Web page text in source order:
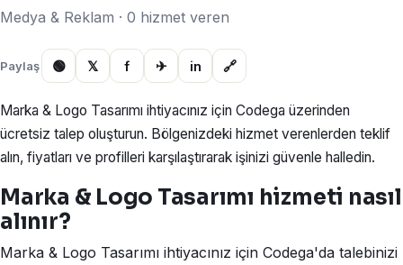
Medya & Reklam · 0 hizmet veren
Paylaş 🟢 𝕏 f ✈ in 🔗
Marka & Logo Tasarımı ihtiyacınız için Codega üzerinden
ücretsiz talep oluşturun. Bölgenizdeki hizmet verenlerden teklif
alın, fiyatları ve profilleri karşılaştırarak işinizi güvenle halledin.
Marka & Logo Tasarımı hizmeti nasıl
alınır?
Marka & Logo Tasarımı ihtiyacınız için Codega'da talebinizi